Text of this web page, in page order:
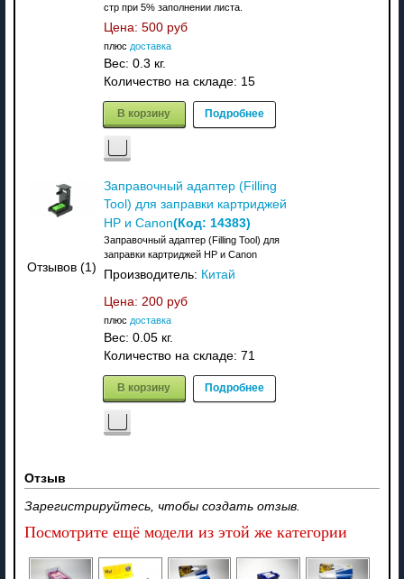
стр при 5% заполнении листа.
Цена: 500 руб
плюс доставка
Вес: 0.3 кг.
Количество на складе: 15
В корзину Подробнее
Отзывов (1)
Заправочный адаптер (Filling
Tool) для заправки картриджей
HP и Canon(Код: 14383)
Заправочный адаптер (Filling Tool) для
заправки картриджей HP и Canon
Производитель: Китай
Цена: 200 руб
плюс доставка
Вес: 0.05 кг.
Количество на складе: 71
В корзину Подробнее
Отзыв
Зарегистрируйтесь, чтобы создать отзыв.
Посмотрите ещё модели из этой же категории